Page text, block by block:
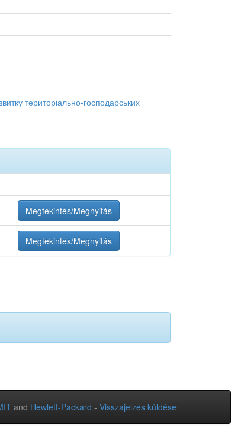
територіально-господарських
Megtekintés/Megnyitás
Megtekintés/Megnyitás
and Hewlett-Packard - Visszajelzés küldése